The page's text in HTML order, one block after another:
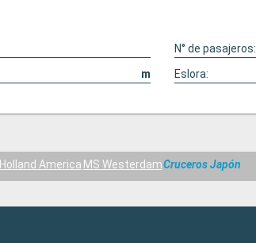
N° de pasajeros:
m Eslora:
Holland America MS WesterdamCruceros Japón